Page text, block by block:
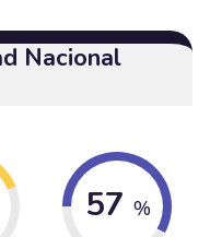
Nacional
57 %